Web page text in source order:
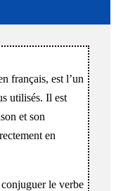
français, est l’un
utilisés. Il est
et son
en
le verbe